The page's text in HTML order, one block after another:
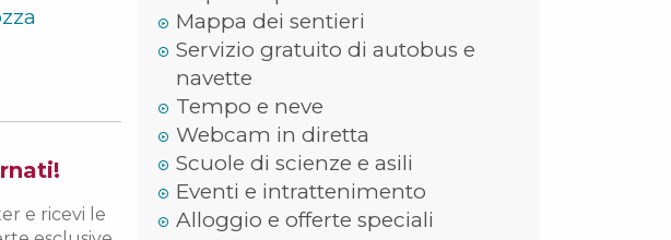
e ricevi le
Mappa dei sentieri
Servizio gratuito di autobus e
navette
Tempo e neve
Webcam in diretta
Scuole di scienze e asili
Eventi e intrattenimento
Alloggio e offerte speciali